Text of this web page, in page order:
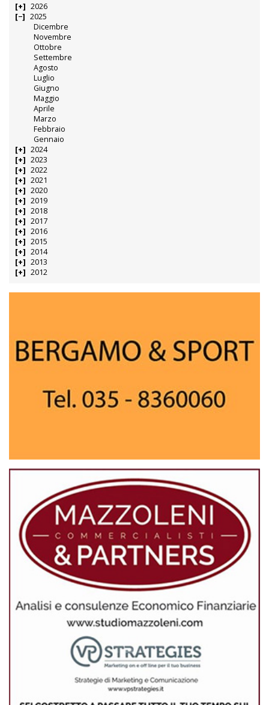
2026
2025
Dicembre
Novembre
Ottobre
Settembre
Agosto
Luglio
Giugno
Maggio
Aprile
Marzo
Febbraio
Gennaio
2024
2023
2022
2021
2020
2019
2018
2017
2016
2015
2014
2013
2012